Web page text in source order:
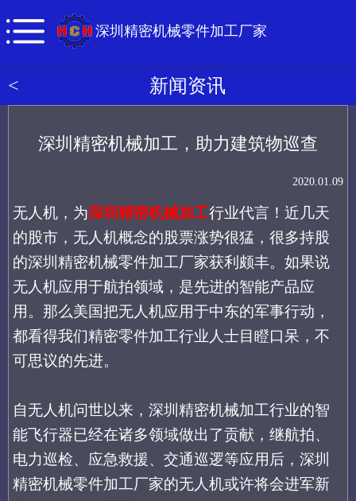
深圳精密机械零件加工厂家
< 新闻资讯
深圳精密机械加工，助力建筑物巡查
2020.01.09
无人机，为深圳精密机械加工行业代言！近几天
的股市，无人机概念的股票涨势很猛，很多持股
的深圳精密机械零件加工厂家获利颇丰。如果说
无人机应用于航拍领域，是先进的智能产品应
用。那么美国把无人机应用于中东的军事行动，
都看得我们精密零件加工行业人士目瞪口呆，不
可思议的先进。
自无人机问世以来， 深圳精密机械加工行业的智
能飞行器已经在诸多领域做出了贡献，继航拍、
电力巡检、应急救援、 交通巡逻等应用后， 深圳
精密机械零件加工厂家的无人机或许将会进军新